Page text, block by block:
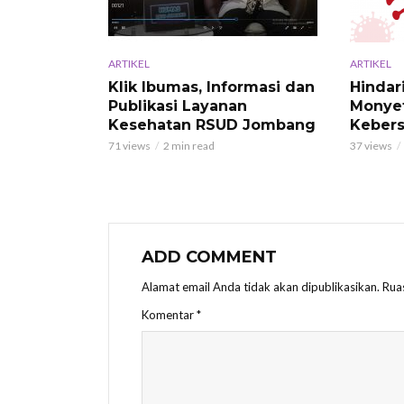
ARTIKEL
Klik Ibumas, Informasi dan
Publikasi Layanan
Kesehatan RSUD Jombang
71 views 2 min read
ARTIKEL
37 views
ADD COMMENT
Alamat email Anda tidak akan dipublikasikan.
Komentar*